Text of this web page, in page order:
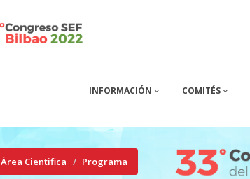
INFORMACIÓN COMITÉS
Área Cientifica Programa